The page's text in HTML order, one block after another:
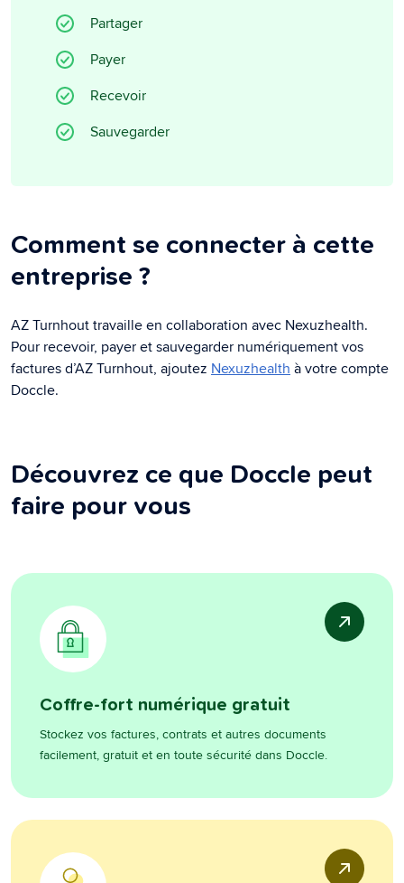
Partager
Payer
Recevoir
Sauvegarder
Comment se connecter à cette
entreprise ?
AZ Turnhout travaille en collaboration avec Nexuzhealth.
Pour recevoir, payer et sauvegarder numériquement vos
factures d’AZ Turnhout, ajoutez Nexuzhealth à votre compte
Doccle.
Découvrez ce que Doccle peut
faire pour vous
Coffre-fort numérique gratuit
Stockez vos factures, contrats et autres documents
facilement, gratuit et en toute sécurité dans Doccle.